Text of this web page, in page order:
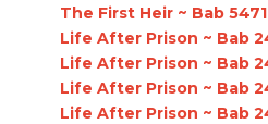
The First Heir ~ Bab 5471
Life After Prison ~ Bab
Life After Prison ~ Bab
Life After Prison ~ Bab
Life After Prison ~ Bab